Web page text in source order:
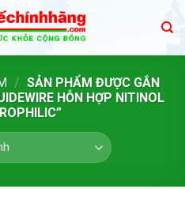
/ SẢN PHẨM ĐƯỢC GẮN
HỖN HỢP NITINOL